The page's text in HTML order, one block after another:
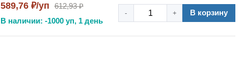
589,76 ₽/уп
612,93 ₽
В наличии: -1000 уп, 1 день
- + В корзину